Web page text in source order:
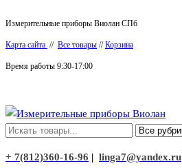
к
содержимому
Измерительные приборы Виолан СПб
Карта сайта // Все товары //Корзина
Время работы 9:30-17:00
Измерительные приборы Виолан
+ 7(812)360-16-96 | linga7@yandex.ru